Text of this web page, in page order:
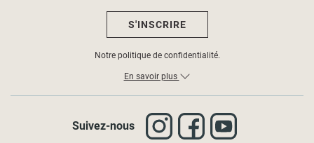
S'INSCRIRE
Notre politique de confidentialité.
En savoir plus
Suivez-nous